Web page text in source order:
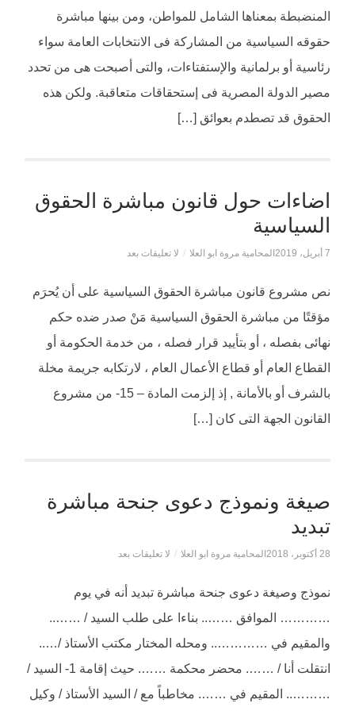
المنضبطة بمعناها الشامل للمواطن، ومن بينها مباشرة
حقوقه السياسية من المشاركة فى الانتخابات العامة سواء
رئاسية أو برلمانية والإستفتاءات، والتى أصبحت هى من تحدد
مصير الدولة المصرية فى إستحقاقات متعاقبة. ولكن هذه
الحقوق قد تصطدم بعوائق […]
اضاءات حول قانون مباشرة الحقوق
السياسية
7 أبريل، 2019 المحامية مروة ابو العلا / لا تعليقات بعد
نص مشروع قانون مباشرة الحقوق السياسية على أن يُحرَم
مؤقتًا من مباشرة الحقوق السياسية مَنْ صدر ضده حكم
نهائى بفصله ، أو بتأييد قرار فصله ، من خدمة الحكومة أو
القطاع العام أو قطاع الأعمال العام ، لارتكابه جريمة مخلة
بالشرف أو بالأمانة , إذ إلزمت المادة – 15- من مشروع
القانون الجهة التى كان […]
صيغة ونموذج دعوى جنحة مباشرة
تبديد
28 أكتوبر، 2018 المحامية مروة ابو العلا / لا تعليقات بعد
نموذج وصيغة دعوى جنحة مباشرة تبديد أنه في يوم
………… الموافق …….. بناءا على طلب السيد / ……..
والمقيم في ………….. ومحله المختار مكتب الأستاذ /…..
انتقلت أنا / ……. محضر محكمة ……. حيث إقامة 1- السيد /
……….. المقيم في ……. مخاطباً مع / السيد الأستاذ / وكيل